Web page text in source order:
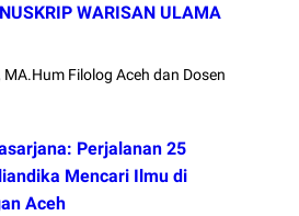
WARISAN ULAMA
Filolog Aceh dan Dosen
Perjalanan 25
Mencari Ilmu di
Aceh